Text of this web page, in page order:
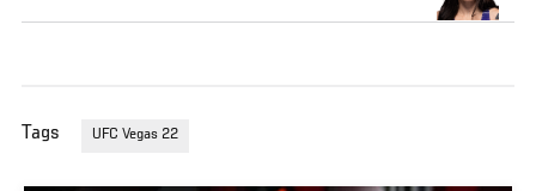
Tags UFC Vegas 22